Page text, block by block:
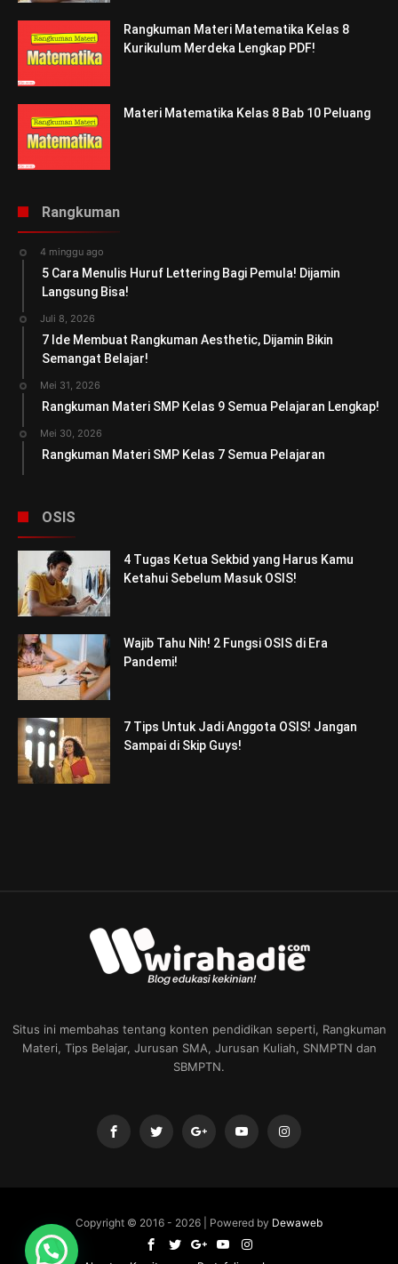
Rangkuman Materi Matematika Kelas 8
Kurikulum Merdeka Lengkap PDF!
Materi Matematika Kelas 8 Bab 10 Peluang
Rangkuman
4 minggu ago
5 Cara Menulis Huruf Lettering Bagi Pemula! Dijamin
Langsung Bisa!
Juli 8, 2026
7 Ide Membuat Rangkuman Aesthetic, Dijamin Bikin
Semangat Belajar!
Mei 31, 2026
Rangkuman Materi SMP Kelas 9 Semua Pelajaran Lengkap!
Mei 30, 2026
Rangkuman Materi SMP Kelas 7 Semua Pelajaran
OSIS
4 Tugas Ketua Sekbid yang Harus Kamu
Ketahui Sebelum Masuk OSIS!
Wajib Tahu Nih! 2 Fungsi OSIS di Era
Pandemi!
7 Tips Untuk Jadi Anggota OSIS! Jangan
Sampai di Skip Guys!
Situs ini membahas tentang konten pendidikan seperti, Rangkuman
Materi, Tips Belajar, Jurusan SMA, Jurusan Kuliah, SNMPTN dan
SBMPTN.
Copyright © 2016 - 2026 | Powered by Dewaweb